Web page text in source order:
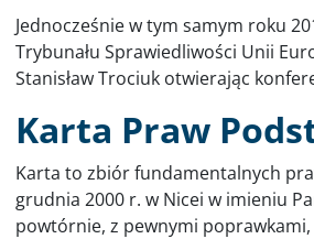
Jednocześnie w tym samym roku
Trybunału Sprawiedliwości Unii
Stanisław Trociuk otwierając
Karta Praw
Karta to zbiór fundamentalnych
grudnia 2000 r. w Nicei w imieniu
powtórnie, z pewnymi